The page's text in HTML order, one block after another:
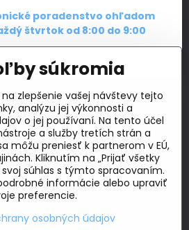
s vracaním
konzultáciu
súkromia
zlepšenie vašej návštevy tejto
analýzu jej výkonnosti a
o jej používaní. Na tento účel
a služby tretích strán a
môžu preniesť k partnerom v EÚ,
Kliknutím na „Prijať všetky
súhlas s týmto spracovaním.
informácie alebo upraviť
preferencie.
osobných údajov
poradenstvo ohľadom
štvrtok od 8:00 do 9:00